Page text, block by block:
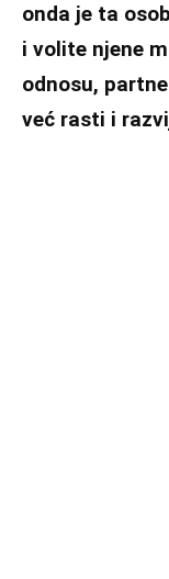
onda je ta
i volite njene
odnosu,
već rasti i